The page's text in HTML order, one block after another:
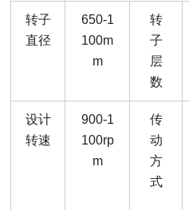
转子
直径
650-1
100m
m
转
子
层
数
设计
转速
900-1
100rp
m
传
动
方
式